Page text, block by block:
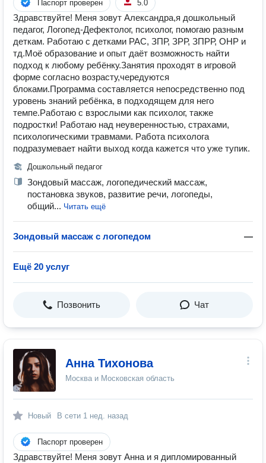
Паспорт проверен 5.0
Здравствуйте! Меня зовут Александра,я дошкольный
педагог, Логопед-Дефектолог, психолог, помогаю разным
деткам. Работаю с детками РАС, ЗПР, ЗРР, ЗПРР, ОНР и
тд.Моё образование и опыт даёт возможность найти
подход к любому ребёнку.Занятия проходят в игровой
форме согласно возрасту,чередуются
блоками.Программа составляется непосредственно под
уровень знаний ребёнка, в подходящем для него
темпе.Работаю с взрослыми как психолог, также
подростки! Работаю над неуверенностью, страхами,
психологическими травмами. Работа психолога
подразумевает найти выход когда кажется что уже тупик.
Дошкольный педагог
Зондовый массаж, логопедический массаж,
постановка звуков, развитие речи, логопеды,
общий... Читать ещё
Зондовый массаж с логопедом —
Ещё 20 услуг
Позвонить Чат
Анна Тихонова
Москва и Московская область
Новый В сети 1 нед. назад
Паспорт проверен
Здравствуйте! Меня зовут Анна и я дипломированный